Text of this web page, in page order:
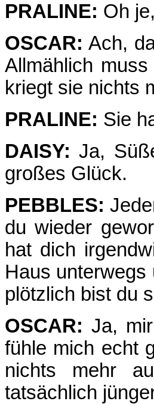
PRALINE: Oh
OSCAR: Ach,
Allmählich
kriegt sie nichts
PRALINE: Sie
DAISY: Ja,
großes Glück.
PEBBLES:
du wieder
hat dich
Haus
plötzlich bist du
OSCAR: Ja,
fühle mich echt
nichts mehr
tatsächlich